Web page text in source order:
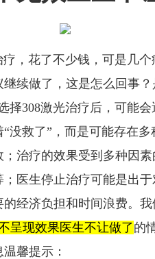
，花了不少钱，可是几
续做了，这是怎么回事
择308激光治疗后，可能
没救了”，而是可能存在多
治疗的效果受到多种因
医生停止治疗可能是出于
经济负担和时间浪费。我
呈现效果医生不让做了的
馨提示：